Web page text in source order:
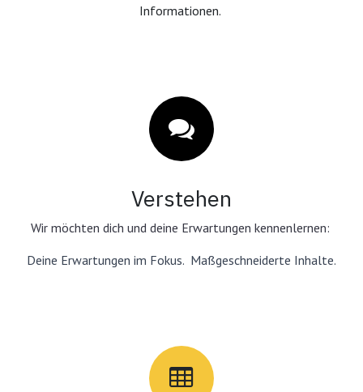
Informationen.
Verstehen
Wir möchten dich und deine Erwartungen kennenlernen:
Deine Erwartungen im Fokus. Maßgeschneiderte Inhalte.